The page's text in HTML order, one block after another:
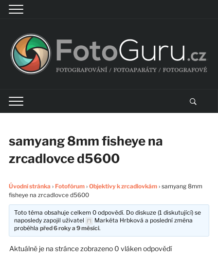
samyang 8mm fisheye na
zrcadlovce d5600
Úvodní stránka › Fotofórum › Objektivy k zrcadlovkám › samyang 8mm
fisheye na zrcadlovce d5600
Toto téma obsahuje celkem 0 odpovědí. Do diskuze (1 diskutující) se
naposledy zapojil uživatel
Markéta Hrbková a poslední změna
proběhlapřed 6 roky a 9 měsíci.
Aktuálně je na stránce zobrazeno 0 vláken odpovědí